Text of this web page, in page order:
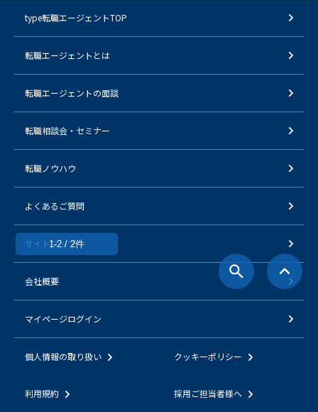
1-2 / 2件
type転職エージェントTOP
転職エージェントとは
転職エージェントの面談
転職相談会・セミナー
転職ノウハウ
よくあるご質問
サイトマップ
会社概要
マイページログイン
個人情報の取り扱い クッキーポリシー
利用規約 採用ご担当者様へ